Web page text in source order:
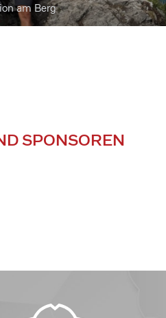
am Berg
SPONSOREN